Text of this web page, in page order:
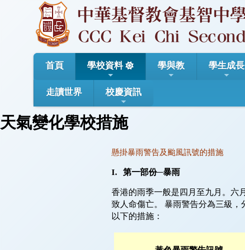
首頁 學校資料 學與教 學生成長
走讀世界 校慶資訊
天氣變化學校措施